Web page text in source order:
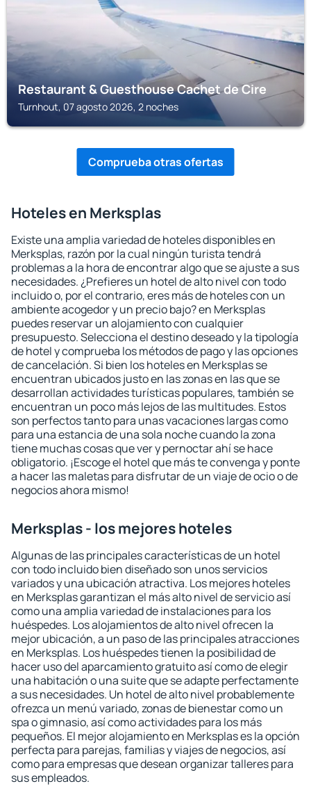
Restaurant & Guesthouse Cachet de Cire
Turnhout, 07 agosto 2026, 2 noches
Comprueba otras ofertas
Hoteles en Merksplas
Existe una amplia variedad de hoteles disponibles en
Merksplas, razón por la cual ningún turista tendrá
problemas a la hora de encontrar algo que se ajuste a sus
necesidades. ¿Prefieres un hotel de alto nivel con todo
incluido o, por el contrario, eres más de hoteles con un
ambiente acogedor y un precio bajo? en Merksplas
puedes reservar un alojamiento con cualquier
presupuesto. Selecciona el destino deseado y la tipología
de hotel y comprueba los métodos de pago y las opciones
de cancelación. Si bien los hoteles en Merksplas se
encuentran ubicados justo en las zonas en las que se
desarrollan actividades turísticas populares, también se
encuentran un poco más lejos de las multitudes. Estos
son perfectos tanto para unas vacaciones largas como
para una estancia de una sola noche cuando la zona
tiene muchas cosas que ver y pernoctar ahí se hace
obligatorio. ¡Escoge el hotel que más te convenga y ponte
a hacer las maletas para disfrutar de un viaje de ocio o de
negocios ahora mismo!
Merksplas - los mejores hoteles
Algunas de las principales características de un hotel
con todo incluido bien diseñado son unos servicios
variados y una ubicación atractiva. Los mejores hoteles
en Merksplas garantizan el más alto nivel de servicio así
como una amplia variedad de instalaciones para los
huéspedes. Los alojamientos de alto nivel ofrecen la
mejor ubicación, a un paso de las principales atracciones
en Merksplas. Los huéspedes tienen la posibilidad de
hacer uso del aparcamiento gratuito así como de elegir
una habitación o una suite que se adapte perfectamente
a sus necesidades. Un hotel de alto nivel probablemente
ofrezca un menú variado, zonas de bienestar como un
spa o gimnasio, así como actividades para los más
pequeños. El mejor alojamiento en Merksplas es la opción
perfecta para parejas, familias y viajes de negocios, así
como para empresas que desean organizar talleres para
sus empleados.